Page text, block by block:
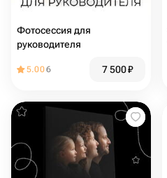
Фотосессия для
руководителя
5.006 7 500₽